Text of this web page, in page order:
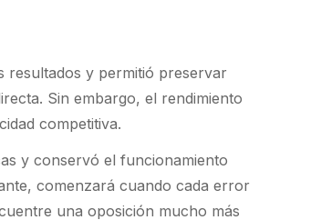
resultados y permitió preservar
Sin embargo, el rendimiento
competitiva.
y conservó el funcionamiento
comenzará cuando cada error
una oposición mucho más